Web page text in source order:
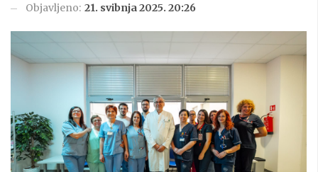
Objavljeno: 21. svibnja 2025. 20:26